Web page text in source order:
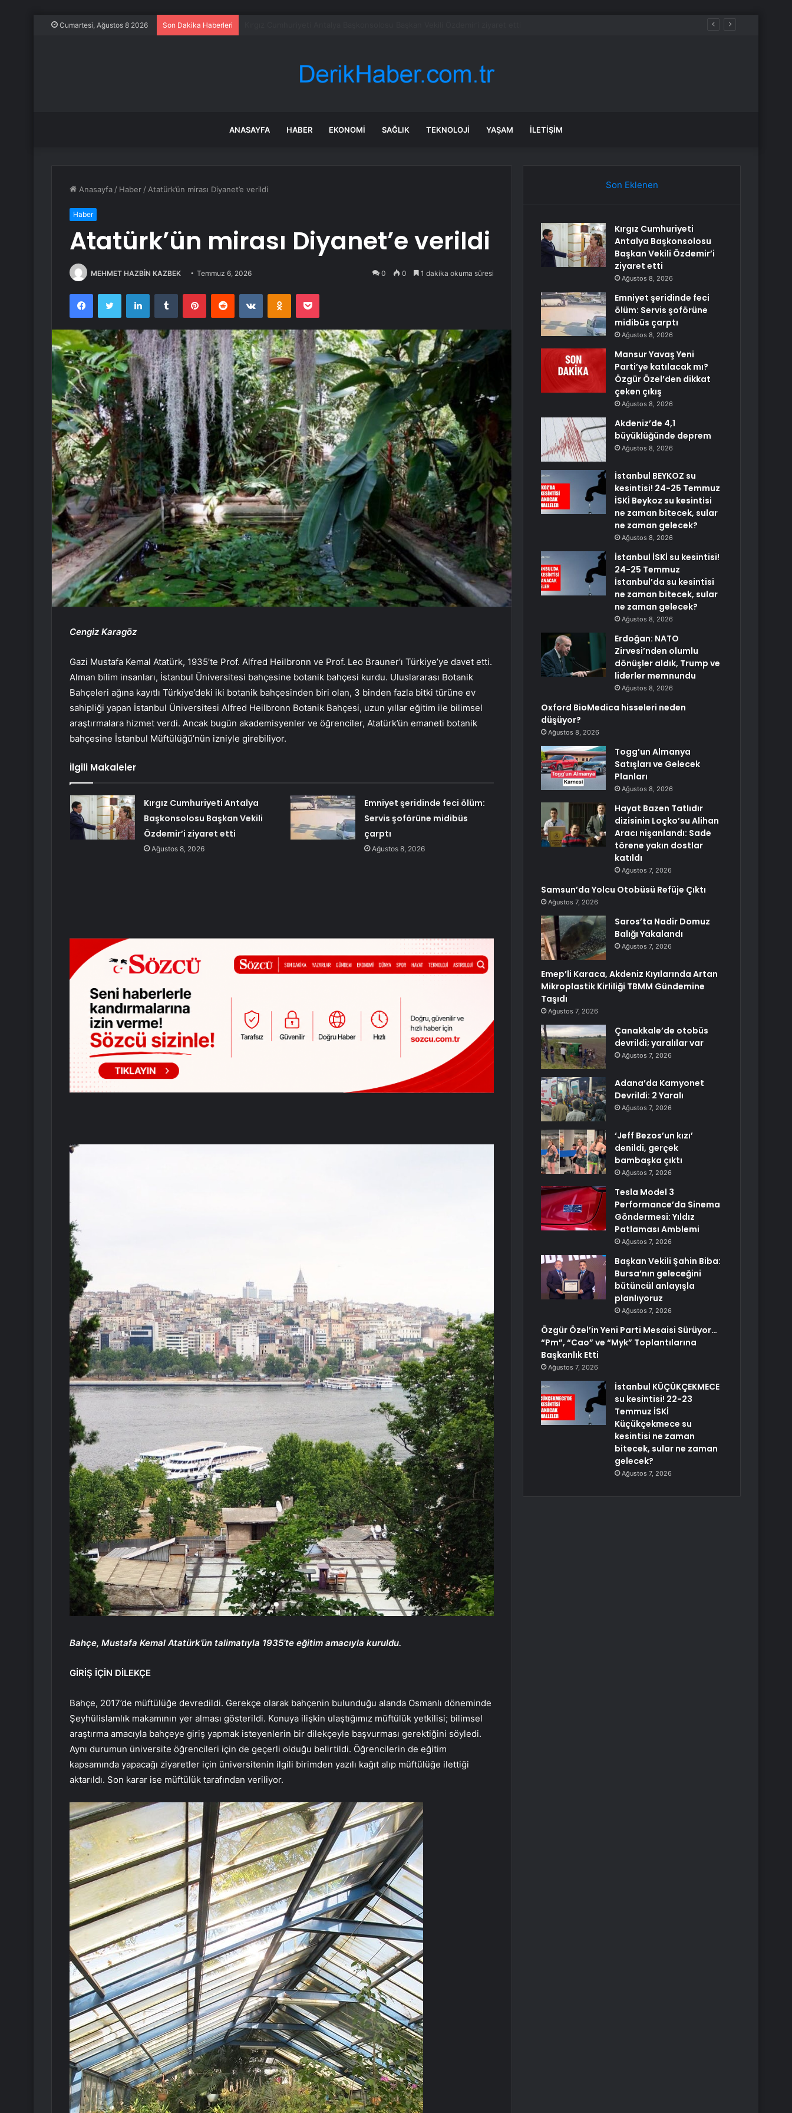
Cumartesi, Ağustos 8 2026 Son Dakika Haberleri
ANASAYFA HABER EKONOMI SAĞLIK TEKNOLOJI YAŞAM İLETIŞIM
Anasayfa / Haber / Atatürk’ün mirası Diyanet’e verildi
Haber
Atatürk’ün mirası Diyanet’e verildi
MEHMET HAZBİN KAZBEK Temmuz 6, 2026 0 0 1 dakika okuma süresi
FacebookTwitter LinkedInTumblr PinterestReddit VKontakteOdnoklassniki
Pocket
Cengiz Karagöz
Gazi Mustafa Kemal Atatürk, 1935’te Prof. Alfred Heilbronn ve Prof. Leo Brauner’ı Türkiye’ye davet etti.
Alman bilim insanları, İstanbul Üniversitesi bahçesine botanik bahçesi kurdu. Uluslararası Botanik
Bahçeleri ağına kayıtlı Türkiye’deki iki botanik bahçesinden biri olan, 3 binden fazla bitki türüne ev
sahipliği yapan İstanbul Üniversitesi Alfred Heilbronn Botanik Bahçesi, uzun yıllar eğitim ile bilimsel
araştırmalara hizmet verdi. Ancak bugün akademisyenler ve öğrenciler, Atatürk’ün emaneti botanik
bahçesine İstanbul Müftülüğü’nün izniyle girebiliyor.
İlgili Makaleler
Kırgız Cumhuriyeti Antalya
Başkonsolosu Başkan Vekili
Özdemir’i ziyaret etti
Ağustos 8, 2026
Emniyet şeridinde feci ölüm:
Servis şoförüne midibüs
çarptı
Ağustos 8, 2026
Bahçe, Mustafa Kemal Atatürk’ün talimatıyla 1935’te eğitim amacıyla kuruldu.
GİRİŞ İÇİN DİLEKÇE
Bahçe, 2017’de müftülüğe devredildi. Gerekçe olarak bahçenin bulunduğu alanda Osmanlı döneminde
Şeyhülislamlık makamının yer alması gösterildi. Konuya ilişkin ulaştığımız müftülük yetkilisi; bilimsel
araştırma amacıyla bahçeye giriş yapmak isteyenlerin bir dilekçeyle başvurması gerektiğini söyledi.
Aynı durumun üniversite öğrencileri için de geçerli olduğu belirtildi. Öğrencilerin de eğitim
kapsamında yapacağı ziyaretler için üniversitenin ilgili birimden yazılı kağıt alıp müftülüğe ilettiği
aktarıldı. Son karar ise müftülük tarafından veriliyor.
Son Eklenen
Kırgız Cumhuriyeti
Antalya Başkonsolosu
Başkan Vekili Özdemir’i
ziyaret etti
Ağustos 8, 2026
Emniyet şeridinde feci
ölüm: Servis şoförüne
midibüs çarptı
Ağustos 8, 2026
Mansur Yavaş Yeni
Parti’ye katılacak mı?
Özgür Özel’den dikkat
çeken çıkış
Ağustos 8, 2026
Akdeniz’de 4,1
büyüklüğünde deprem
Ağustos 8, 2026
İstanbul BEYKOZ su
kesintisi! 24-25 Temmuz
İSKİ Beykoz su kesintisi
ne zaman bitecek, sular
ne zaman gelecek?
Ağustos 8, 2026
İstanbul İSKİ su kesintisi!
24-25 Temmuz
İstanbul’da su kesintisi
ne zaman bitecek, sular
ne zaman gelecek?
Ağustos 8, 2026
Erdoğan: NATO
Zirvesi’nden olumlu
dönüşler aldık, Trump ve
liderler memnundu
Ağustos 8, 2026
Oxford BioMedica hisseleri neden
düşüyor?
Ağustos 8, 2026
Togg’un Almanya
Satışları ve Gelecek
Planları
Ağustos 8, 2026
Hayat Bazen Tatlıdır
dizisinin Loçko’su Alihan
Aracı nişanlandı: Sade
törene yakın dostlar
katıldı
Ağustos 7, 2026
Samsun’da Yolcu Otobüsü Refüje Çıktı
Ağustos 7, 2026
Saros’ta Nadir Domuz
Balığı Yakalandı
Ağustos 7, 2026
Emep’li Karaca, Akdeniz Kıyılarında Artan
Mikroplastik Kirliliği TBMM Gündemine
Taşıdı
Ağustos 7, 2026
Çanakkale’de otobüs
devrildi; yaralılar var
Ağustos 7, 2026
Adana’da Kamyonet
Devrildi: 2 Yaralı
Ağustos 7, 2026
‘Jeff Bezos’un kızı’
denildi, gerçek
bambaşka çıktı
Ağustos 7, 2026
Tesla Model 3
Performance’da Sinema
Göndermesi: Yıldız
Patlaması Amblemi
Ağustos 7, 2026
Başkan Vekili Şahin Biba:
Bursa’nın geleceğini
bütüncül anlayışla
planlıyoruz
Ağustos 7, 2026
Özgür Özel’in Yeni Parti Mesaisi Sürüyor…
“Pm”, “Cao” ve “Myk” Toplantılarına
Başkanlık Etti
Ağustos 7, 2026
İstanbul KÜÇÜKÇEKMECE
su kesintisi! 22-23
Temmuz İSKİ
Küçükçekmece su
kesintisi ne zaman
bitecek, sular ne zaman
gelecek?
Ağustos 7, 2026